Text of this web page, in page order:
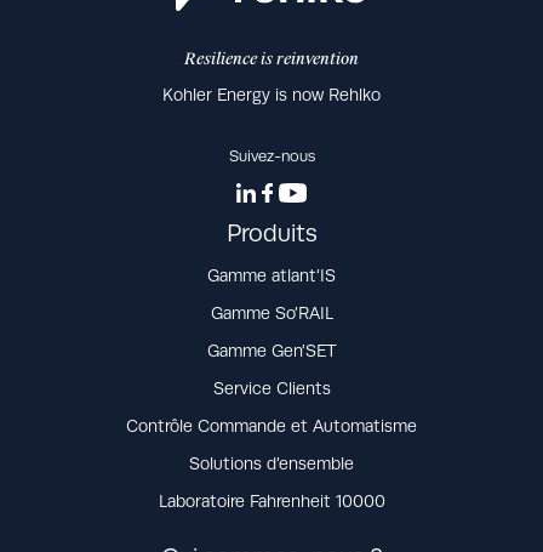
Resilience is reinvention
Kohler Energy is now Rehlko
Suivez-nous
Produits
Gamme atlant’IS
Gamme So’RAIL
Gamme Gen’SET
Service Clients
Contrôle Commande et Automatisme
Solutions d’ensemble
Laboratoire Fahrenheit 10000